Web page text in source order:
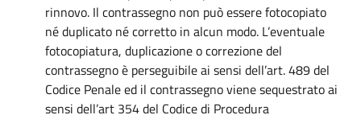
rinnovo. Il contrassegno non può essere fotocopiato
né duplicato né corretto in alcun modo. L’eventuale
fotocopiatura, duplicazione o correzione del
contrassegno è perseguibile ai sensi dell’art. 489 del
Codice Penale ed il contrassegno viene sequestrato ai
sensi dell’art 354 del Codice di Procedura